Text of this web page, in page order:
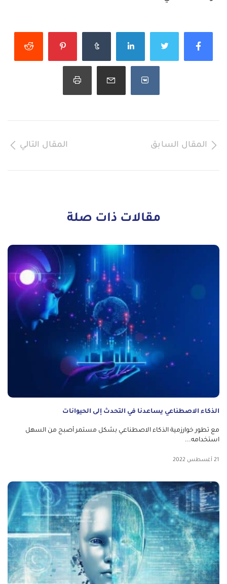
المقال السابق المقال التالي
مقالات ذات صلة
الذكاء الاصطناعي يساعدنا في التحدث إلى الحيوانات
مع تطور خوارزمية الذكاء الاصطناعي بشكل مستمر أصبح من السهل
استخدامه...
21 أغسطس 2022